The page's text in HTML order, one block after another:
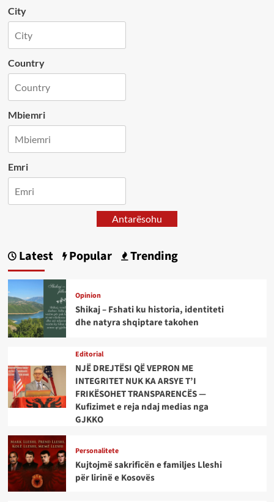
City
Country
Mbiemri
Emri
Antarësohu
Latest Popular Trending
Opinion
Shikaj – Fshati ku historia, identiteti
dhe natyra shqiptare takohen
Editorial
NJË DREJTËSI QË VEPRON ME
INTEGRITET NUK KA ARSYE T’I
FRIKËSOHET TRANSPARENCËS —
Kufizimet e reja ndaj medias nga
GJKKO
Personalitete
Kujtojmë sakrificën e familjes Lleshi
për lirinë e Kosovës